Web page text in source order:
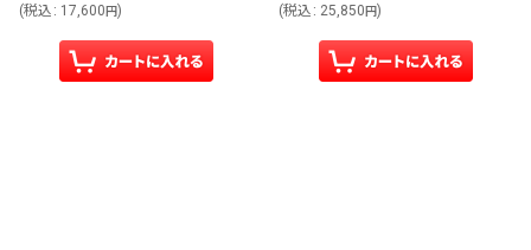
(税込 : 17,600 円) (税込 : 25,850 円)